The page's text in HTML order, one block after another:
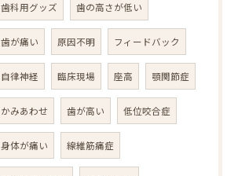
歯科用グッズ 歯の高さが低い
歯が痛い 原因不明 フィードバック
自律神経 臨床現場 座高 顎関節症
かみあわせ 歯が高い 低位咬合症
身体が痛い 線維筋痛症